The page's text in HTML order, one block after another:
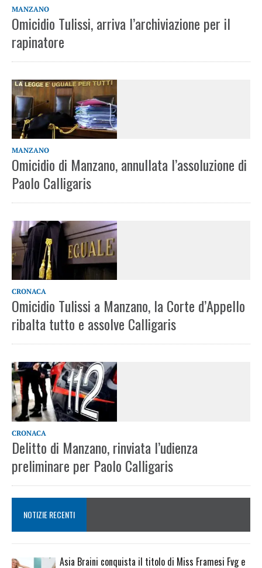
MANZANO
Omicidio Tulissi, arriva l’archiviazione per il
rapinatore
MANZANO
Omicidio di Manzano, annullata l’assoluzione di
Paolo Calligaris
CRONACA
Omicidio Tulissi a Manzano, la Corte d’Appello
ribalta tutto e assolve Calligaris
CRONACA
Delitto di Manzano, rinviata l’udienza
preliminare per Paolo Calligaris
NOTIZIE RECENTI
Asia Braini conquista il titolo di Miss Framesi Fvg e